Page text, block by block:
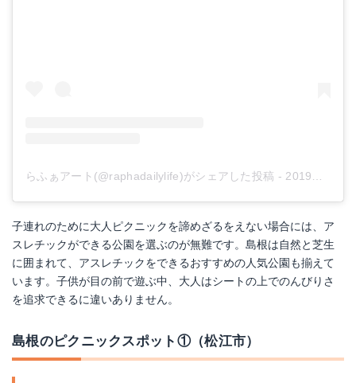
らふぁアート(@raphadailylife)がシェアした投稿 - 2019年 5月月8日午後4時00分PDT
子連れのために大人ピクニックを諦めざるをえない場合には、ア
スレチックができる公園を選ぶのが無難です。島根は自然と芝生
に囲まれて、アスレチックをできるおすすめの人気公園も揃えて
います。子供が目の前で遊ぶ中、大人はシートの上でのんびりさ
を追求できるに違いありません。
島根のピクニックスポット①（松江市）